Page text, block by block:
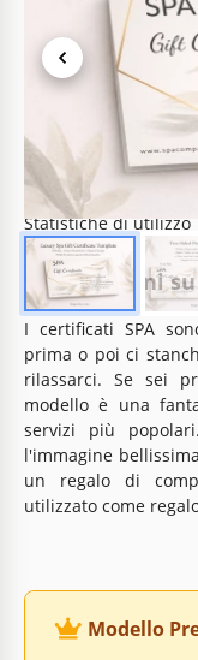
Specifiche del
Formato
Ultimo
Community
Statistiche di utilizzo
Informazioni
I certificati SPA
prima o poi ci
rilassarci. Se sei
modello è una
servizi più
l'immagine
un regalo di
utilizzato come
Modello